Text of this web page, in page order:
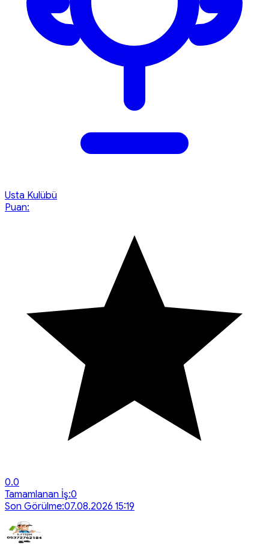
Usta Kulübü
Puan:
0.0
Tamamlanan İş:0
Son Görülme:07.08.2026 15:19